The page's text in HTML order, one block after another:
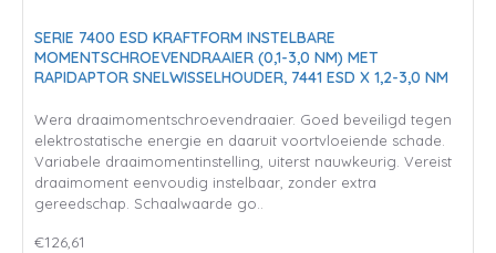
SERIE 7400 ESD KRAFTFORM INSTELBARE
MOMENTSCHROEVENDRAAIER (0,1-3,0 NM) MET
RAPIDAPTOR SNELWISSELHOUDER, 7441 ESD X 1,2-3,0 NM
Wera draaimomentschroevendraaier. Goed beveiligd tegen
elektrostatische energie en daaruit voortvloeiende schade.
Variabele draaimomentinstelling, uiterst nauwkeurig. Vereist
draaimoment eenvoudig instelbaar, zonder extra
gereedschap. Schaalwaarde go..
€126,61